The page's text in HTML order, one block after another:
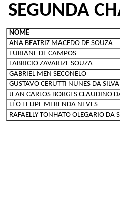
SEGUNDA
NOME
ANA BEATRIZ MACEDO DE SOUZA
EURIANE DE CAMPOS
FABRICIO ZAVARIZE SOUZA
GABRIEL MEN SECONELO
GUSTAVO CERUTTI NUNES DA SILVA
JEAN CARLOS BORGES CLAUDINO
LÉO FELIPE MERENDA NEVES
RAFAELLY TONHATO OLEGARIO DA